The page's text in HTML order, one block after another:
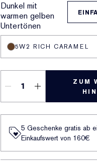
Dunkel mit
warmen gelben
Untertönen
5W2 RICH CARAMEL
ZUM
5 Geschenke gratis ab
Einkaufswert von 160€​